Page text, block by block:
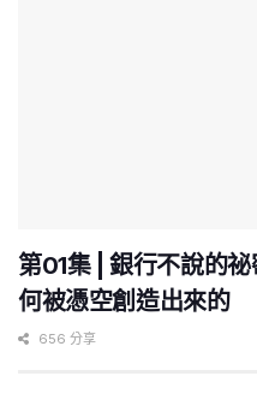
第01集 | 銀行不說的
何被憑空創造出來的
656 分享